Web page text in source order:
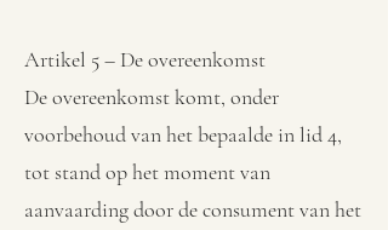
Artikel 5 – De overeenkomst
De overeenkomst komt, onder
voorbehoud van het bepaalde in lid 4,
tot stand op het moment van
aanvaarding door de consument van het